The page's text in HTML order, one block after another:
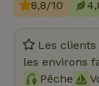
8,8/10
Les
les environs
Pêche